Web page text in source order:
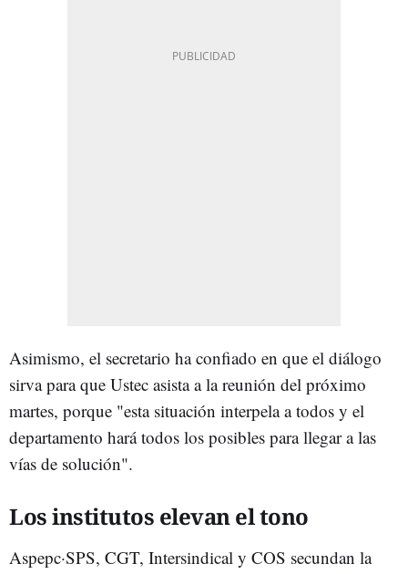
Asimismo, el secretario ha confiado en que el diálogo
sirva para que Ustec asista a la reunión del próximo
martes, porque "esta situación interpela a todos y el
departamento hará todos los posibles para llegar a las
vías de solución".
Los institutos elevan el tono
Aspepc·SPS, CGT, Intersindical y COS secundan la